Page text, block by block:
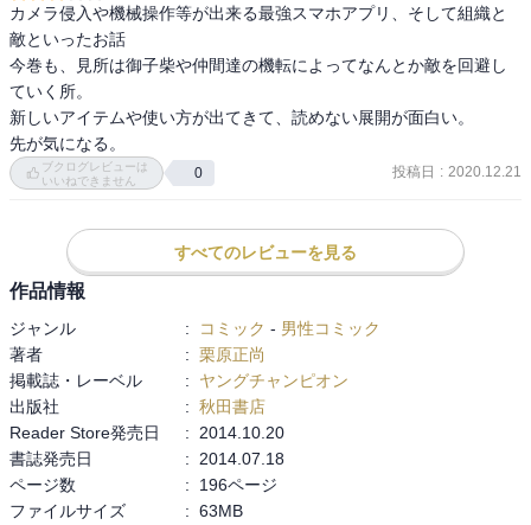
カメラ侵入や機械操作等が出来る最強スマホアプリ、そして組織と
敵といったお話
今巻も、見所は御子柴や仲間達の機転によってなんとか敵を回避し
ていく所。
新しいアイテムや使い方が出てきて、読めない展開が面白い。
先が気になる。
ブクログレビューは
いいねできません
0 投稿日 : 2020.12.21
すべてのレビューを見る
作品情報
ジャンル : コミック - 男性コミック
著者
: 栗原正尚
掲載誌・レーベル
:
ヤングチャンピオン
出版社
: 秋田書店
Reader Store発売日
:
2014.10.20
書誌発売日
:
2014.07.18
ページ数
:
196ページ
ファイルサイズ
: 63MB